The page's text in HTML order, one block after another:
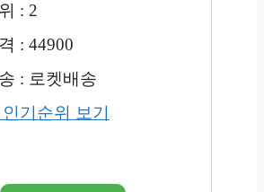
: 2
: 44900
: 로켓배송
기순위 보기